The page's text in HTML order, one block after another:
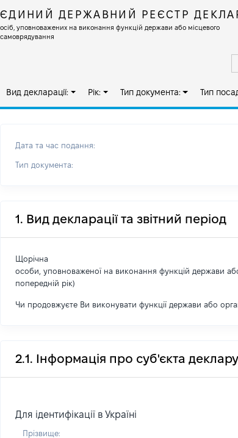
ЄДИНИЙ ДЕРЖАВНИЙ РЕЄСТР
осіб, уповноважених на виконання функцій держави або місцевого
самоврядування
Вид декларації: Рік: Тип документа: Тип
Дата та час подання:
Тип документа:
1. Вид декларації та звітний період
Щорічна
особи, уповноваженої на виконання функцій держави
попередній рік)
Чи продовжуєте Ви виконувати функції держави або
2.1. Інформація про суб'єкта
Для ідентифікації в Україні
Прізвище: